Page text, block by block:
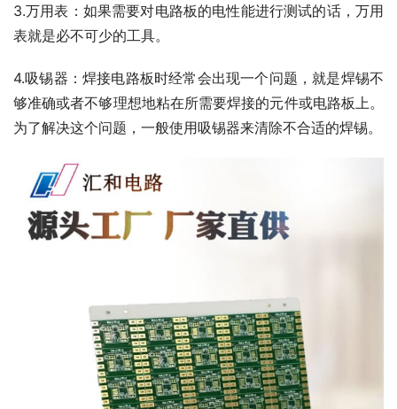
3.万用表：如果需要对电路板的电性能进行测试的话，万用
表就是必不可少的工具。
4.吸锡器：焊接电路板时经常会出现一个问题，就是焊锡不
够准确或者不够理想地粘在所需要焊接的元件或电路板上。
为了解决这个问题，一般使用吸锡器来清除不合适的焊锡。